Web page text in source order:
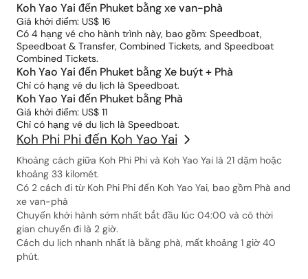
Koh Yao Yai đến Phuket bằng xe van-phà
Giá khởi điểm: US$ 16
Có 4 hạng vé cho hành trình này, bao gồm: Speedboat,
Speedboat & Transfer, Combined Tickets, and Speedboat
Combined Tickets.
Koh Yao Yai đến Phuket bằng Xe buýt + Phà
Chỉ có hạng vé du lịch là Speedboat.
Koh Yao Yai đến Phuket bằng Phà
Giá khởi điểm: US$ 11
Chỉ có hạng vé du lịch là Speedboat.
Koh Phi Phi đến Koh Yao Yai
Khoảng cách giữa Koh Phi Phi và Koh Yao Yai là 21 dặm hoặc
khoảng 33 kilomét.
Có 2 cách đi từ Koh Phi Phi đến Koh Yao Yai, bao gồm Phà and
xe van-phà
Chuyến khởi hành sớm nhất bắt đầu lúc 04:00 và có thời
gian chuyến đi là 2 giờ.
Cách du lịch nhanh nhất là bằng phà, mất khoảng 1 giờ 40
phút.